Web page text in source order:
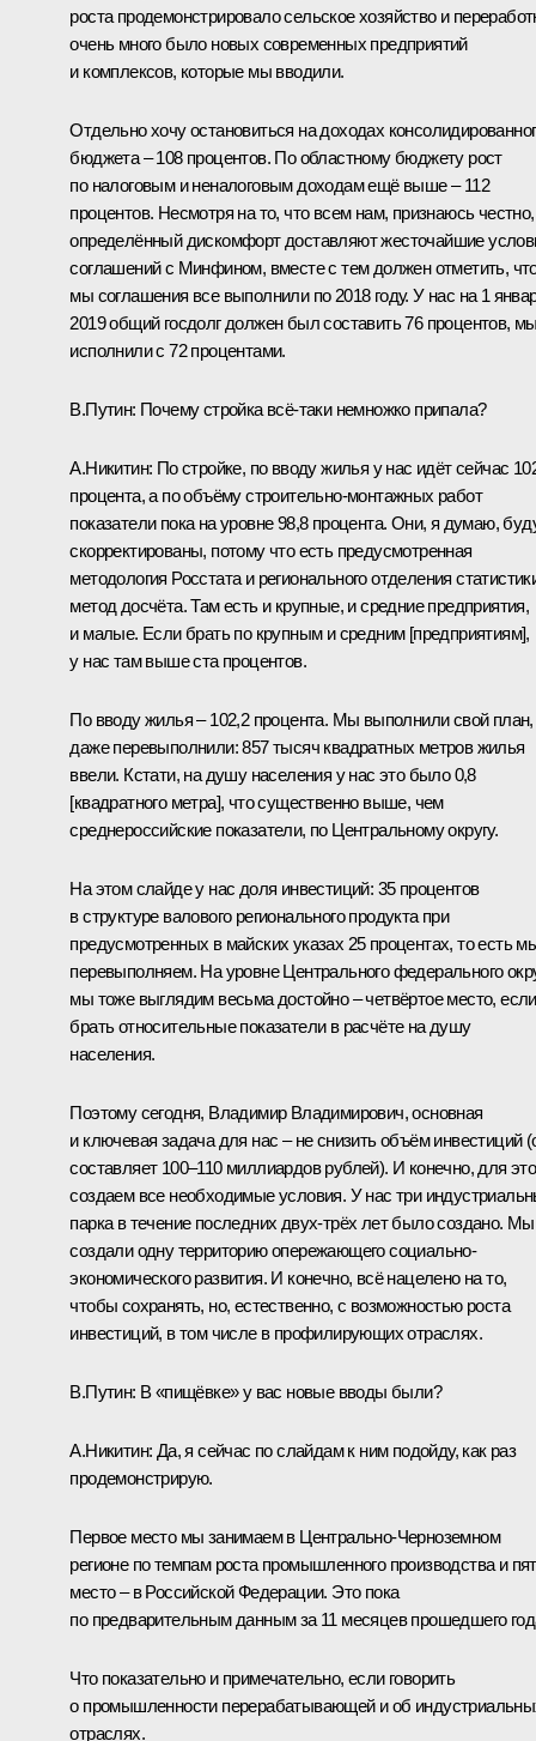
роста продемонстрировало сельское хозяйство и
очень много было новых современных предприятий
и комплексов, которые мы вводили.
Отдельно хочу остановиться на доходах
бюджета – 108 процентов. По областному бюджету рост
по налоговым и неналоговым доходам ещё выше – 112
процентов. Несмотря на то, что всем нам, признаюсь честно,
определённый дискомфорт доставляют жесточайшие
соглашений с Минфином, вместе с тем должен отметить,
мы соглашения все выполнили по 2018 году. У нас на 1
2019 общий госдолг должен был составить 76 процентов,
исполнили с 72 процентами.
В.Путин: Почему стройка всё-таки немножко припала?
А.Никитин: По стройке, по вводу жилья у нас идёт сейчас
процента, а по объёму строительно-монтажных работ
показатели пока на уровне 98,8 процента. Они, я думаю,
скорректированы, потому что есть предусмотренная
методология Росстата и регионального отделения
метод досчёта. Там есть и крупные, и средние предприятия,
и малые. Если брать по крупным и средним [предприятиям],
у нас там выше ста процентов.
По вводу жилья – 102,2 процента. Мы выполнили свой план,
даже перевыполнили: 857 тысяч квадратных метров жилья
ввели. Кстати, на душу населения у нас это было 0,8
[квадратного метра], что существенно выше, чем
среднероссийские показатели, по Центральному округу.
На этом слайде у нас доля инвестиций: 35 процентов
в структуре валового регионального продукта при
предусмотренных в майских указах 25 процентах, то есть
перевыполняем. На уровне Центрального федерального
мы тоже выглядим весьма достойно – четвёртое место, если
брать относительные показатели в расчёте на душу
населения.
Поэтому сегодня, Владимир Владимирович, основная
и ключевая задача для нас – не снизить объём инвестиций
составляет 100–110 миллиардов рублей). И конечно, для
создаем все необходимые условия. У нас три
парка в течение последних двух-трёх лет было создано. Мы
создали одну территорию опережающего социально-
экономического развития. И конечно, всё нацелено на то,
чтобы сохранять, но, естественно, с возможностью роста
инвестиций, в том числе в профилирующих отраслях.
В.Путин: В «пищёвке» у вас новые вводы были?
А.Никитин: Да, я сейчас по слайдам к ним подойду, как раз
продемонстрирую.
Первое место мы занимаем в Центрально-Черноземном
регионе по темпам роста промышленного производства и
место – в Российской Федерации. Это пока
по предварительным данным за 11 месяцев прошедшего
Что показательно и примечательно, если говорить
о промышленности перерабатывающей и об
отраслях.